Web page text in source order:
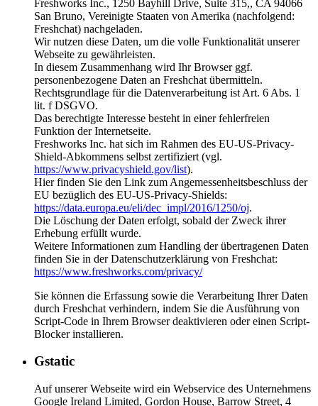
Freshworks Inc., 1250 Bayhill Drive, Suite 315,, CA 94066
San Bruno, Vereinigte Staaten von Amerika (nachfolgend:
Freshchat) nachgeladen.
Wir nutzen diese Daten, um die volle Funktionalität unserer
Webseite zu gewährleisten.
In diesem Zusammenhang wird Ihr Browser ggf.
personenbezogene Daten an Freshchat übermitteln.
Rechtsgrundlage für die Datenverarbeitung ist Art. 6 Abs. 1
lit. f DSGVO.
Das berechtigte Interesse besteht in einer fehlerfreien
Funktion der Internetseite.
Freshworks Inc. hat sich im Rahmen des EU-US-Privacy-
Shield-Abkommens selbst zertifiziert (vgl.
https://www.privacyshield.gov/list).
Hier finden Sie den Link zum Angemessenheitsbeschluss der
EU bezüglich des EU-US-Privacy-Shields:
https://data.europa.eu/eli/dec_impl/2016/1250/oj.
Die Löschung der Daten erfolgt, sobald der Zweck ihrer
Erhebung erfüllt wurde.
Weitere Informationen zum Handling der übertragenen Daten
finden Sie in der Datenschutzerklärung von Freshchat:
https://www.freshworks.com/privacy/
Sie können die Erfassung sowie die Verarbeitung Ihrer Daten
durch Freshchat verhindern, indem Sie die Ausführung von
Script-Code in Ihrem Browser deaktivieren oder einen Script-
Blocker installieren.
Gstatic
Auf unserer Webseite wird ein Webservice des Unternehmens
Google Ireland Limited, Gordon House, Barrow Street, 4